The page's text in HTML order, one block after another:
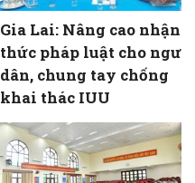
Gia Lai: Nâng cao nhận
thức pháp luật cho ngư
dân, chung tay chống
khai thác IUU